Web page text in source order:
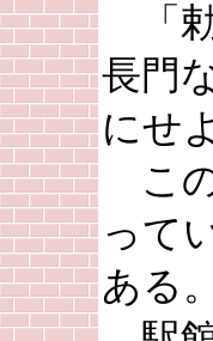
「
長門
にせ
こ
って
ある。